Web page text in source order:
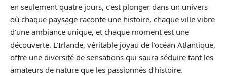
en seulement quatre jours, c’est plonger dans un univers
où chaque paysage raconte une histoire, chaque ville vibre
d’une ambiance unique, et chaque moment est une
découverte. L’Irlande, véritable joyau de l’océan Atlantique,
offre une diversité de sensations qui saura séduire tant les
amateurs de nature que les passionnés d’histoire.